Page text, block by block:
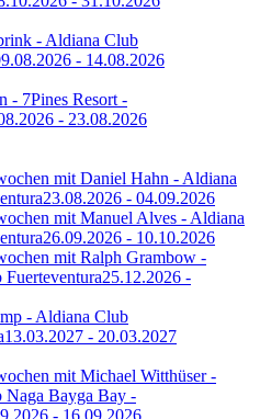
- Aldiana Club
- 14.08.2026
- 7Pines Resort -
- 23.08.2026
mit Daniel Hahn - Aldiana
23.08.2026 - 04.09.2026
mit Manuel Alves - Aldiana
26.09.2026 - 10.10.2026
mit Ralph Grambow -
25.12.2026 -
- Aldiana Club
13.03.2027 - 20.03.2027
mit Michael Witthüser -
Naga Bayga Bay -
- 16.09.2026